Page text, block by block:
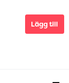
Lägg till